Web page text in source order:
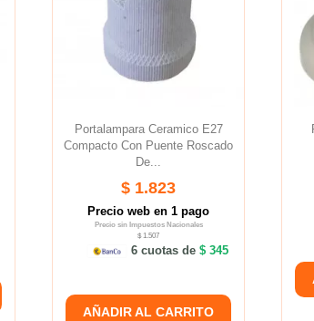
Portalampara Ceramico E27
Compacto Con Puente Roscado
De...
$ 1.823
Precio web en 1 pago
Precio sin Impuestos Nacionales
$ 1.507
6 cuotas de $ 345
AÑADIR AL CARRITO